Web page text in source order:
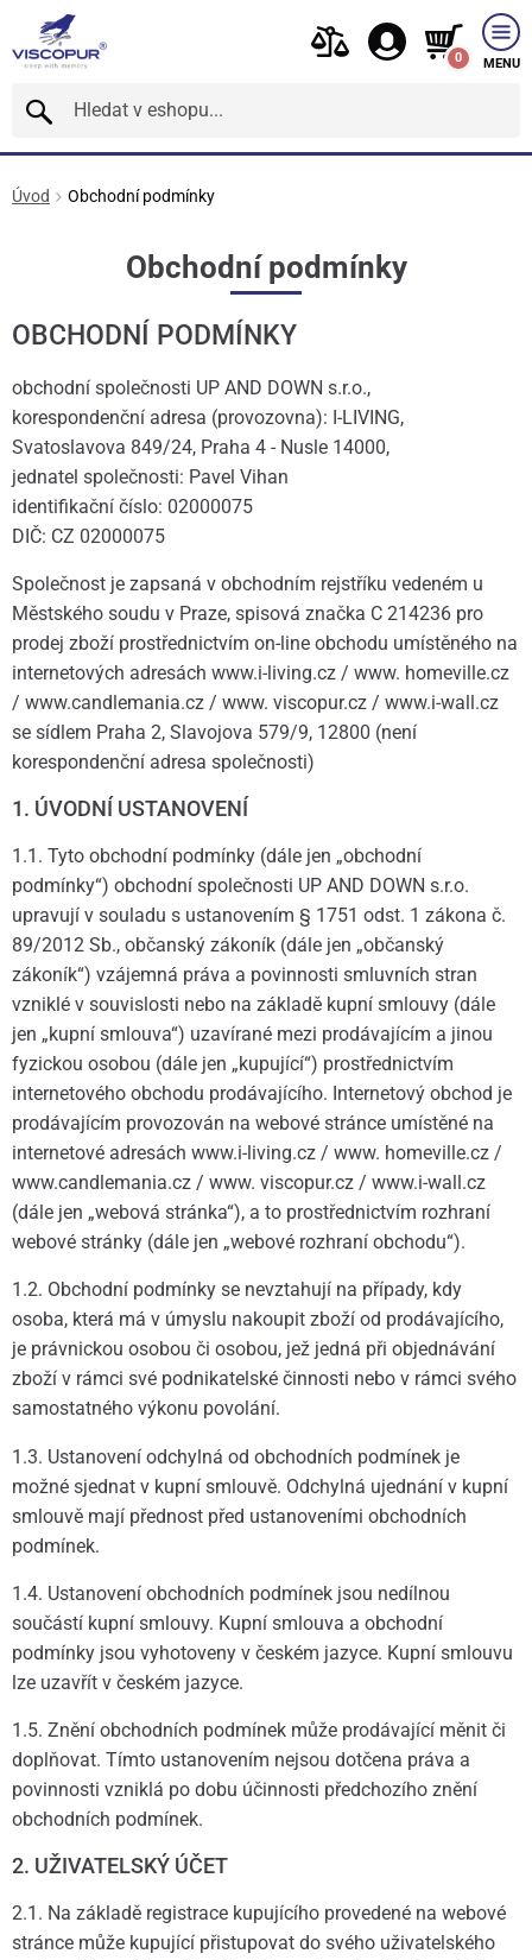
0 MENU
Úvod Obchodní podmínky
Obchodní podmínky
OBCHODNÍ PODMÍNKY
obchodní společnosti UP AND DOWN s.r.o.,
korespondenční adresa (provozovna): I-LIVING,
Svatoslavova 849/24, Praha 4 - Nusle 14000,
jednatel společnosti: Pavel Vihan
identifikační číslo: 02000075
DIČ: CZ 02000075
Společnost je zapsaná v obchodním rejstříku vedeném u
Městského soudu v Praze, spisová značka C 214236 pro
prodej zboží prostřednictvím on-line obchodu umístěného na
internetových adresách www.i-living.cz / www. homeville.cz
/ www.candlemania.cz / www. viscopur.cz / www.i-wall.cz
se sídlem Praha 2, Slavojova 579/9, 12800 (není
korespondenční adresa společnosti)
1. ÚVODNÍ USTANOVENÍ
1.1. Tyto obchodní podmínky (dále jen „obchodní
podmínky“) obchodní společnosti UP AND DOWN s.r.o.
upravují v souladu s ustanovením § 1751 odst. 1 zákona č.
89/2012 Sb., občanský zákoník (dále jen „občanský
zákoník“) vzájemná práva a povinnosti smluvních stran
vzniklé v souvislosti nebo na základě kupní smlouvy (dále
jen „kupní smlouva“) uzavírané mezi prodávajícím a jinou
fyzickou osobou (dále jen „kupující“) prostřednictvím
internetového obchodu prodávajícího. Internetový obchod je
prodávajícím provozován na webové stránce umístěné na
internetové adresách www.i-living.cz / www. homeville.cz /
www.candlemania.cz / www. viscopur.cz / www.i-wall.cz
(dále jen „webová stránka“), a to prostřednictvím rozhraní
webové stránky (dále jen „webové rozhraní obchodu“).
1.2. Obchodní podmínky se nevztahují na případy, kdy
osoba, která má v úmyslu nakoupit zboží od prodávajícího,
je právnickou osobou či osobou, jež jedná při objednávání
zboží v rámci své podnikatelské činnosti nebo v rámci svého
samostatného výkonu povolání.
1.3. Ustanovení odchylná od obchodních podmínek je
možné sjednat v kupní smlouvě. Odchylná ujednání v kupní
smlouvě mají přednost před ustanoveními obchodních
podmínek.
1.4. Ustanovení obchodních podmínek jsou nedílnou
součástí kupní smlouvy. Kupní smlouva a obchodní
podmínky jsou vyhotoveny v českém jazyce. Kupní smlouvu
lze uzavřít v českém jazyce.
1.5. Znění obchodních podmínek může prodávající měnit či
doplňovat. Tímto ustanovením nejsou dotčena práva a
povinnosti vzniklá po dobu účinnosti předchozího znění
obchodních podmínek.
2. UŽIVATELSKÝ ÚČET
2.1. Na základě registrace kupujícího provedené na webové
stránce může kupující přistupovat do svého uživatelského